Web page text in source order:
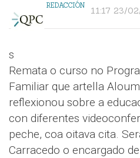
REDACCIÓN 11:17 23/
s
Remata o curso no
Familiar que artella
reflexionou sobre a
con diferentes
peche, coa oitava cita.
Carracedo o encargado